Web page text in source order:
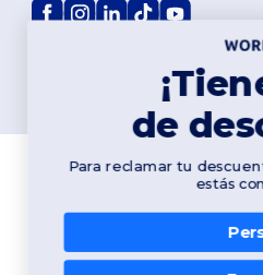
Términos y Condiciones| Política de
Política de Cookies| Mapa
de
Para reclamar tu
estás